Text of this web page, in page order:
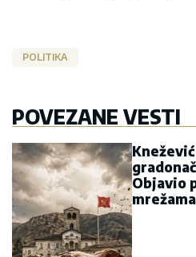
POLITIKA
POVEZANE VESTI
Objavio
mrežama